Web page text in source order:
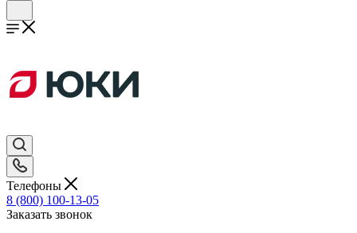
Телефоны
8 (800) 100-13-05
Заказать звонок